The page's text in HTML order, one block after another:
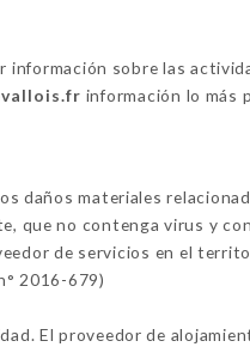
sobre las
información lo más
daños materiales
que no contenga virus y
de servicios en el
2016-679)
El proveedor de